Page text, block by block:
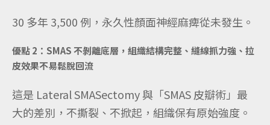
30 多年 3,500 例，永久性顏面神經麻痺從未發生。
優點 2：SMAS 不剝離底層，組織結構完整、縫線抓力強、拉
皮效果不易鬆脫回流
這是 Lateral SMASectomy 與「SMAS 皮瓣術」最
大的差別，不撕裂、不掀起，組織保有原始強度。